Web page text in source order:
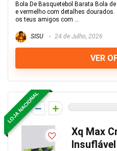
Bola De Basquetebol Barata Bola
e vermelho com detalhes
os teus amigos com ...
SISU 24 de Julho, 2026
VER
LOJA NACIONAL
0
Xq Max
Insuflável